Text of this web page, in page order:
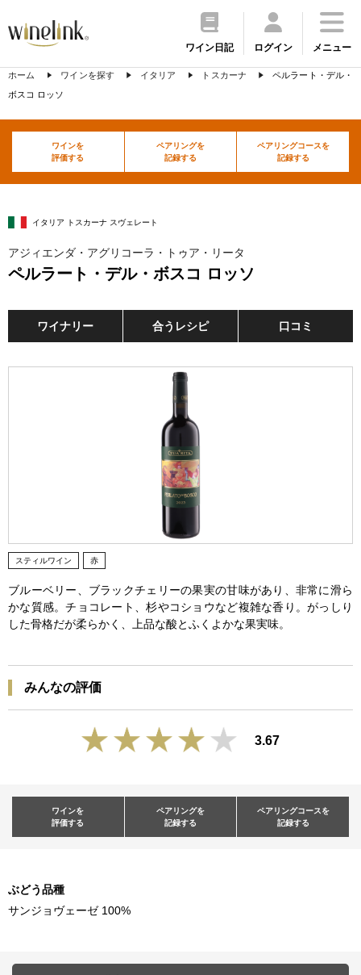
ワイン日記 ログイン メニュー
ホーム ワインを探す イタリア トスカーナ
ペルラート・デル・
ボスコ ロッソ
ワインを
評価する
ペアリングを
記録する
ペアリングコースを
記録する
イタリア トスカーナ スヴェレート
アジィエンダ・アグリコーラ・トゥア・リータ
ペルラート・デル・ボスコ ロッソ
ワイナリー 合うレシピ 口コミ
スティルワイン 赤
ブルーベリー、ブラックチェリーの果実の甘味があり、非常に滑ら
かな質感。チョコレート、杉やコショウなど複雑な香り。がっしり
した骨格だが柔らかく、上品な酸とふくよかな果実味。
みんなの評価
3.67
ワインを
評価する
ペアリングを
記録する
ペアリングコースを
記録する
ぶどう品種
サンジョヴェーゼ 100%